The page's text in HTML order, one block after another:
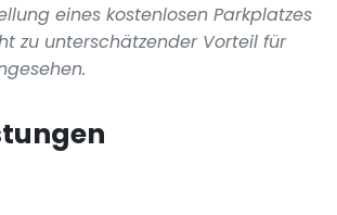
eines kostenlosen Parkplatzes
zu unterschätzender Vorteil für